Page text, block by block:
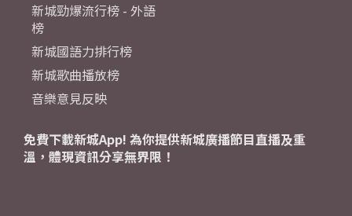
新城勁爆流行榜 - 外語
榜
新城國語力排行榜
新城歌曲播放榜
音樂意見反映
免費下載新城App! 為你提供新城廣播節目直播及重
溫，體現資訊分享無界限！